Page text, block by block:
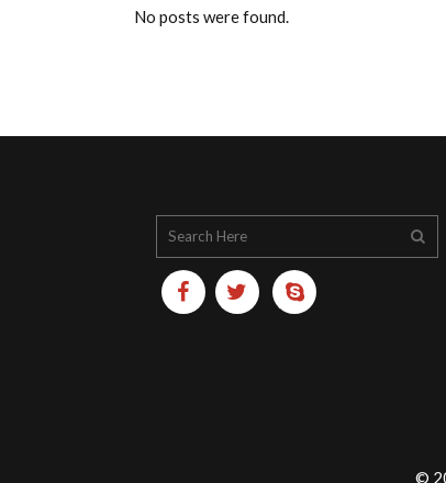
No posts were found.
©